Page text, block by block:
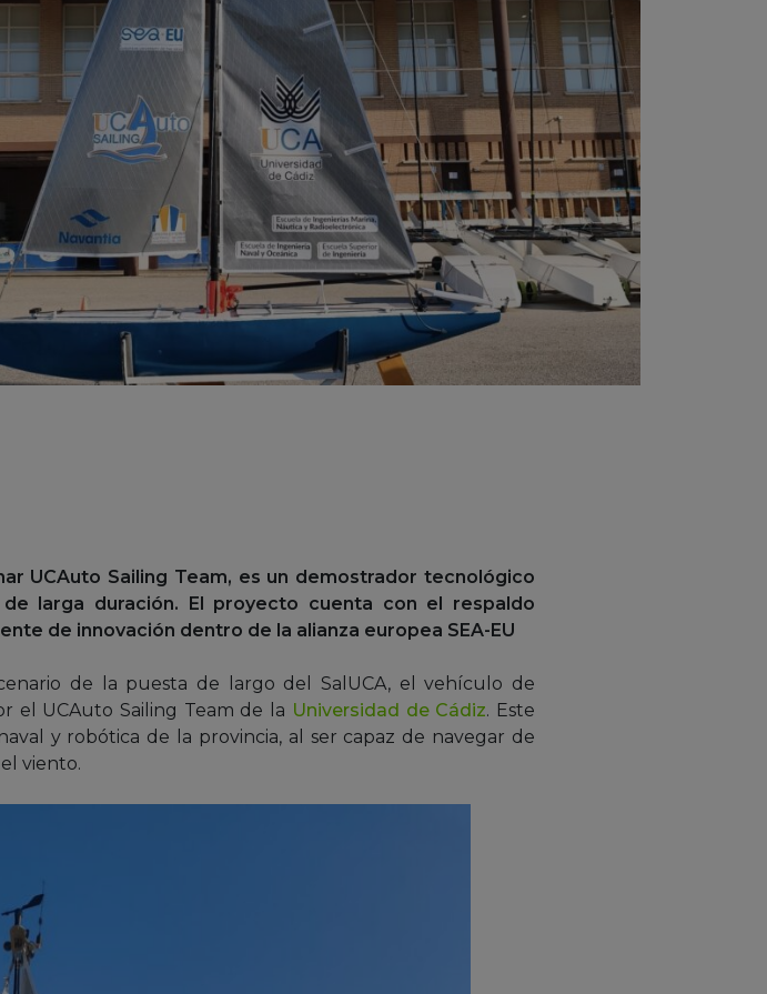
UCAuto Sailing Team, es un demostrador tecnológico
larga duración. El proyecto cuenta con el respaldo
de innovación dentro de la alianza europea SEA-EU
de la puesta de largo del SalUCA, el vehículo de
el UCAuto Sailing Team de la Universidad de Cádiz. Este
y robótica de la provincia, al ser capaz de navegar de
viento.